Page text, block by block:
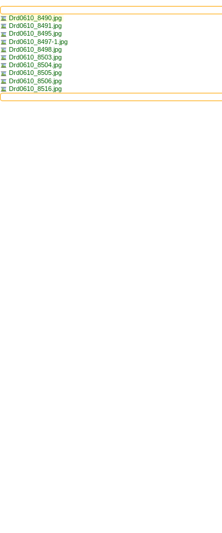
Drd0610_8490.jpg
Drd0610_8491.jpg
Drd0610_8495.jpg
Drd0610_8497-1.jpg
Drd0610_8498.jpg
Drd0610_8503.jpg
Drd0610_8504.jpg
Drd0610_8505.jpg
Drd0610_8506.jpg
Drd0610_8516.jpg